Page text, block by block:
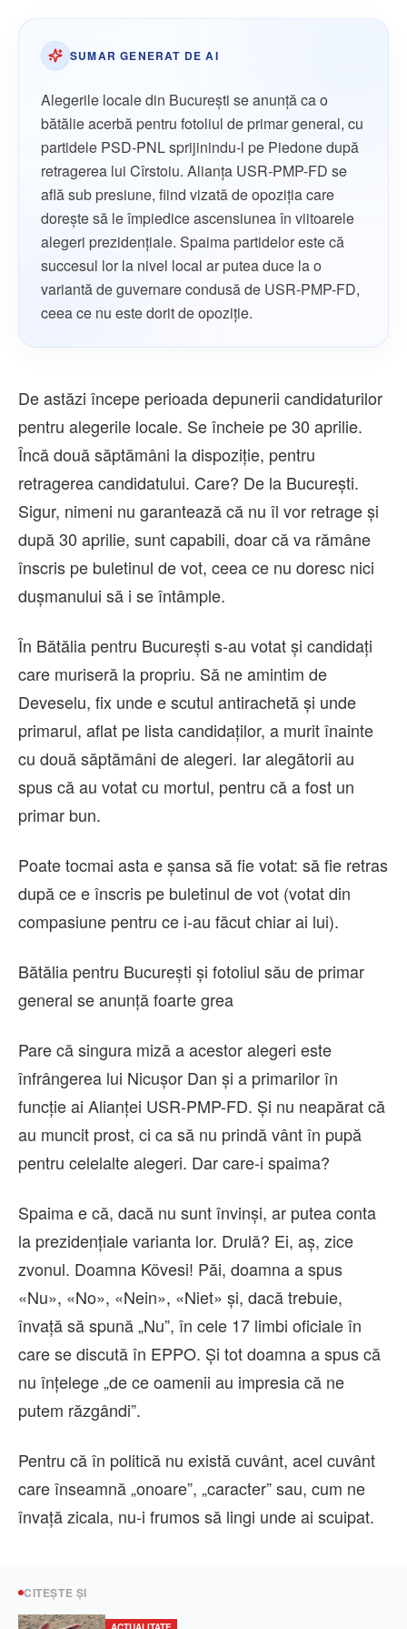
SUMAR GENERAT DE AI
Alegerile locale din București se anunță ca o
bătălie acerbă pentru fotoliul de primar general, cu
partidele PSD-PNL sprijinindu-l pe Piedone după
retragerea lui Cîrstoiu. Alianța USR-PMP-FD se
află sub presiune, fiind vizată de opoziția care
dorește să le împiedice ascensiunea în viitoarele
alegeri prezidențiale. Spaima partidelor este că
succesul lor la nivel local ar putea duce la o
variantă de guvernare condusă de USR-PMP-FD,
ceea ce nu este dorit de opoziție.
De astăzi începe perioada depunerii candidaturilor
pentru alegerile locale. Se încheie pe 30 aprilie.
Încă două săptămâni la dispoziție, pentru
retragerea candidatului. Care? De la București.
Sigur, nimeni nu garantează că nu îl vor retrage și
după 30 aprilie, sunt capabili, doar că va rămâne
înscris pe buletinul de vot, ceea ce nu doresc nici
dușmanului să i se întâmple.
În Bătălia pentru București s-au votat și candidați
care muriseră la propriu. Să ne amintim de
Deveselu, fix unde e scutul antirachetă și unde
primarul, aflat pe lista candidaților, a murit înainte
cu două săptămâni de alegeri. Iar alegătorii au
spus că au votat cu mortul, pentru că a fost un
primar bun.
Poate tocmai asta e șansa să fie votat: să fie retras
după ce e înscris pe buletinul de vot (votat din
compasiune pentru ce i-au făcut chiar ai lui).
Bătălia pentru București și fotoliul său de primar
general se anunță foarte grea
Pare că singura miză a acestor alegeri este
înfrângerea lui Nicușor Dan și a primarilor în
funcție ai Alianței USR-PMP-FD. Și nu neapărat că
au muncit prost, ci ca să nu prindă vânt în pupă
pentru celelalte alegeri. Dar care-i spaima?
Spaima e că, dacă nu sunt învinși, ar putea conta
la prezidențiale varianta lor. Drulă? Ei, aș, zice
zvonul. Doamna Kövesi! Păi, doamna a spus
«Nu», «No», «Nein», «Niet» şi, dacă trebuie,
învață să spună „Nu”, în cele 17 limbi oficiale în
care se discută în EPPO. Și tot doamna a spus că
nu înțelege „de ce oamenii au impresia că ne
putem răzgândi”.
Pentru că în politică nu există cuvânt, acel cuvânt
care înseamnă „onoare”, „caracter” sau, cum ne
învaţă zicala, nu-i frumos să lingi unde ai scuipat.
CITEȘTE ȘI